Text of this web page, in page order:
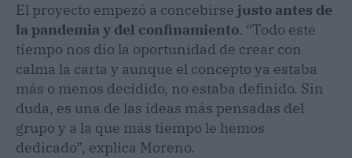
El proyecto empezó a concebirse justo antes de
la pandemia y del confinamiento. “Todo este
tiempo nos dio la oportunidad de crear con
calma la carta y aunque el concepto ya estaba
más o menos decidido, no estaba definido. Sin
duda, es una de las ideas más pensadas del
grupo y a la que más tiempo le hemos
dedicado”, explica Moreno.